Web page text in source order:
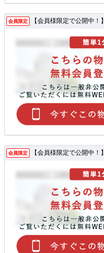
会員限定 【会員様限定で公開中！】
会員限定 【会員様限定で公開中！】